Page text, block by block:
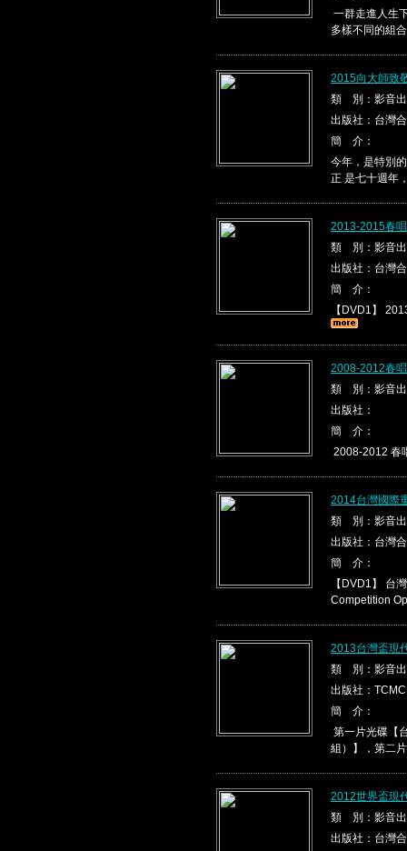
一群走進人生
多樣不同的組
2015向大師致
類 別：影音
出版社：台灣
簡 介：
今年，是特別
正 是七十週年
2013-2015春
類 別：影音
出版社：台灣
簡 介：
【DVD1】
2008-2012春
類 別：影音
出版社：
簡 介：
2008-2012 春
2014台灣國際
類 別：影音
出版社：台灣
簡 介：
【DVD1】 台
Competition
2013台灣盃現
類 別：影音
出版社：TCMC
簡 介：
第一片光碟【
組）】，第二
2012世界盃現
類 別：影音
出版社：台灣